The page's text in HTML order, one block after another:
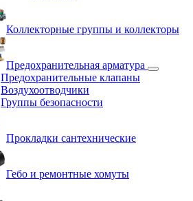
Коллекторные группы и коллекторы
Предохранительная арматура
Предохранительные клапаны
Воздухоотводчики
Группы безопасности
Прокладки сантехнические
Гебо и ремонтные хомуты